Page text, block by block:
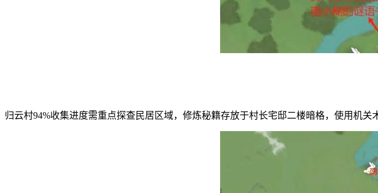
归云村94%收集进度需重点探查民居区域，修炼秘籍存放于村长宅邸二楼暗格，使用机